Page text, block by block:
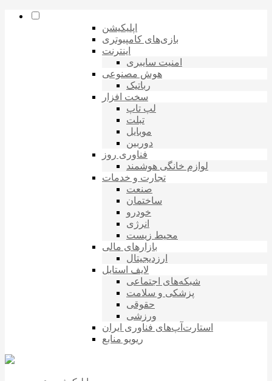
اپلیکیشن
بازی‌های کامپیوتری
اینترنت
امنیت سایبری
هوش مصنوعی
رباتیک
سخت افزار
لپ تاپ
تبلت
موبایل
دوربین
فناوری روز
لوازم خانگی هوشمند
تجارت و خدمات
صنعت
ساختمان
خودرو
انرژی
محیط زیست
بازارهای مالی
ارزدیجیتال
لایف استایل
شبکه‌های اجتماعی
پزشکی و سلامت
حقوقی
ورزشی
استارت‌آپ‌های فناوری ایران
ریویو منابع